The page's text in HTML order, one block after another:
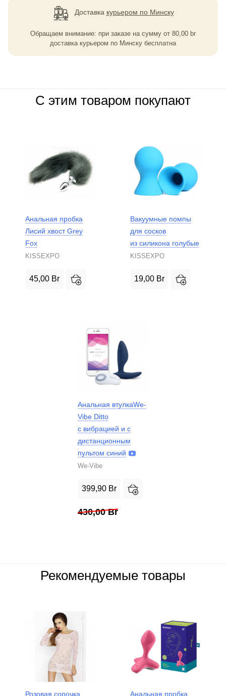
Доставка курьером по Минску
Обращаем внимание: при заказе на сумму от 80,00 br
доставка курьером по Минску бесплатна
С этим товаром покупают
Анальная пробка
Лисий хвост Grey
Fox
KISSEXPO
45,00 Br
Вакуумные помпы
для сосков
из силикона голубые
KISSEXPO
19,00 Br
Анальная втулкаWe-
Vibe Ditto
с вибрацией и с
дистанционным
пультом синий
We-Vibe
399,90 Br
430,00Br
Рекомендуемые товары
Розовая сорочка Анальная пробка